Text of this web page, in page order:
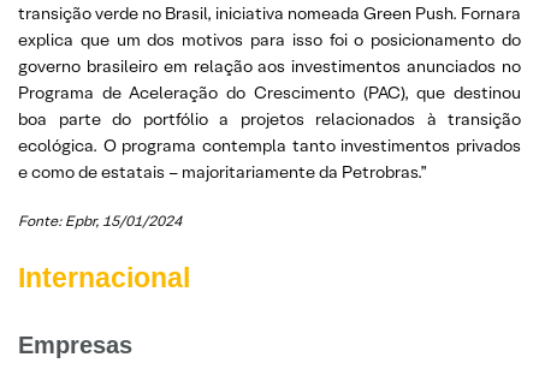
transição verde no Brasil, iniciativa nomeada Green Push. Fornara
explica que um dos motivos para isso foi o posicionamento do
governo brasileiro em relação aos investimentos anunciados no
Programa de Aceleração do Crescimento (PAC), que destinou
boa parte do portfólio a projetos relacionados à transição
ecológica. O programa contempla tanto investimentos privados
e como de estatais – majoritariamente da Petrobras.”
Fonte: Epbr, 15/01/2024
Internacional
Empresas